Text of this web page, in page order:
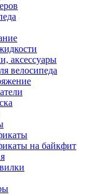
аксессуары
велосипеда
на байкфит